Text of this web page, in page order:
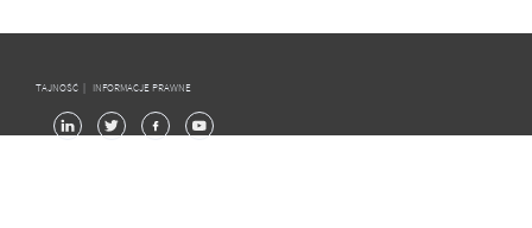
TAJNOŚĆ | INFORMACJE PRAWNE